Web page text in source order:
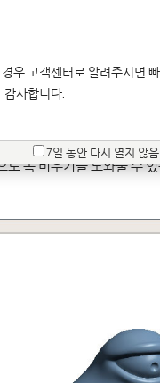
다 간편하게 편집 & 수정
속 비우기를 도와줄 수
우 고객센터로 알려주시면
감사합니다.
7일 동안 다시 열지 않음